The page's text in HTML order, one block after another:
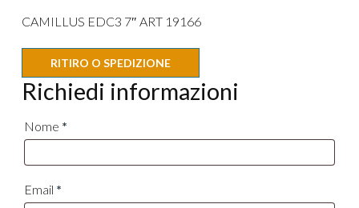
CAMILLUS EDC3 7″ ART 19166
RITIRO O SPEDIZIONE
Richiedi informazioni
Nome *
Email *